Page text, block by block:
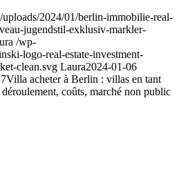
2024/01/berlin-immobilie-real-
jugendstil-exklusiv-markler-
/wp-
logo-real-estate-investment-
clean.svg Laura2024-01-06
Villa acheter à Berlin : villas en tant
coûts, marché non public